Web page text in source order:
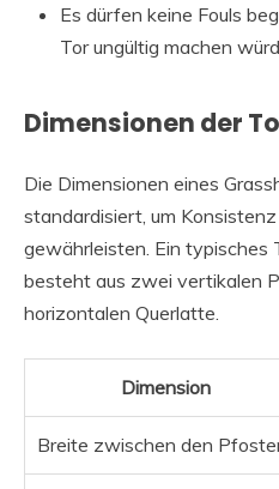
Es dürfen keine Fouls
Tor ungültig machen
Dimensionen der
Die Dimensionen eines
standardisiert, um
gewährleisten. Ein typisches
besteht aus zwei vertikalen
horizontalen Querlatte.
Dimension
Breite zwischen den